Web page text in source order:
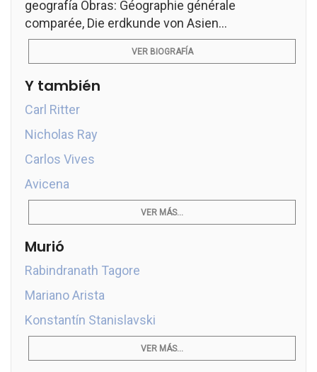
geografía Obras: Géographie générale
comparée, Die erdkunde von Asien...
VER BIOGRAFÍA
Y también
Carl Ritter
Nicholas Ray
Carlos Vives
Avicena
VER MÁS...
Murió
Rabindranath Tagore
Mariano Arista
Konstantín Stanislavski
VER MÁS...